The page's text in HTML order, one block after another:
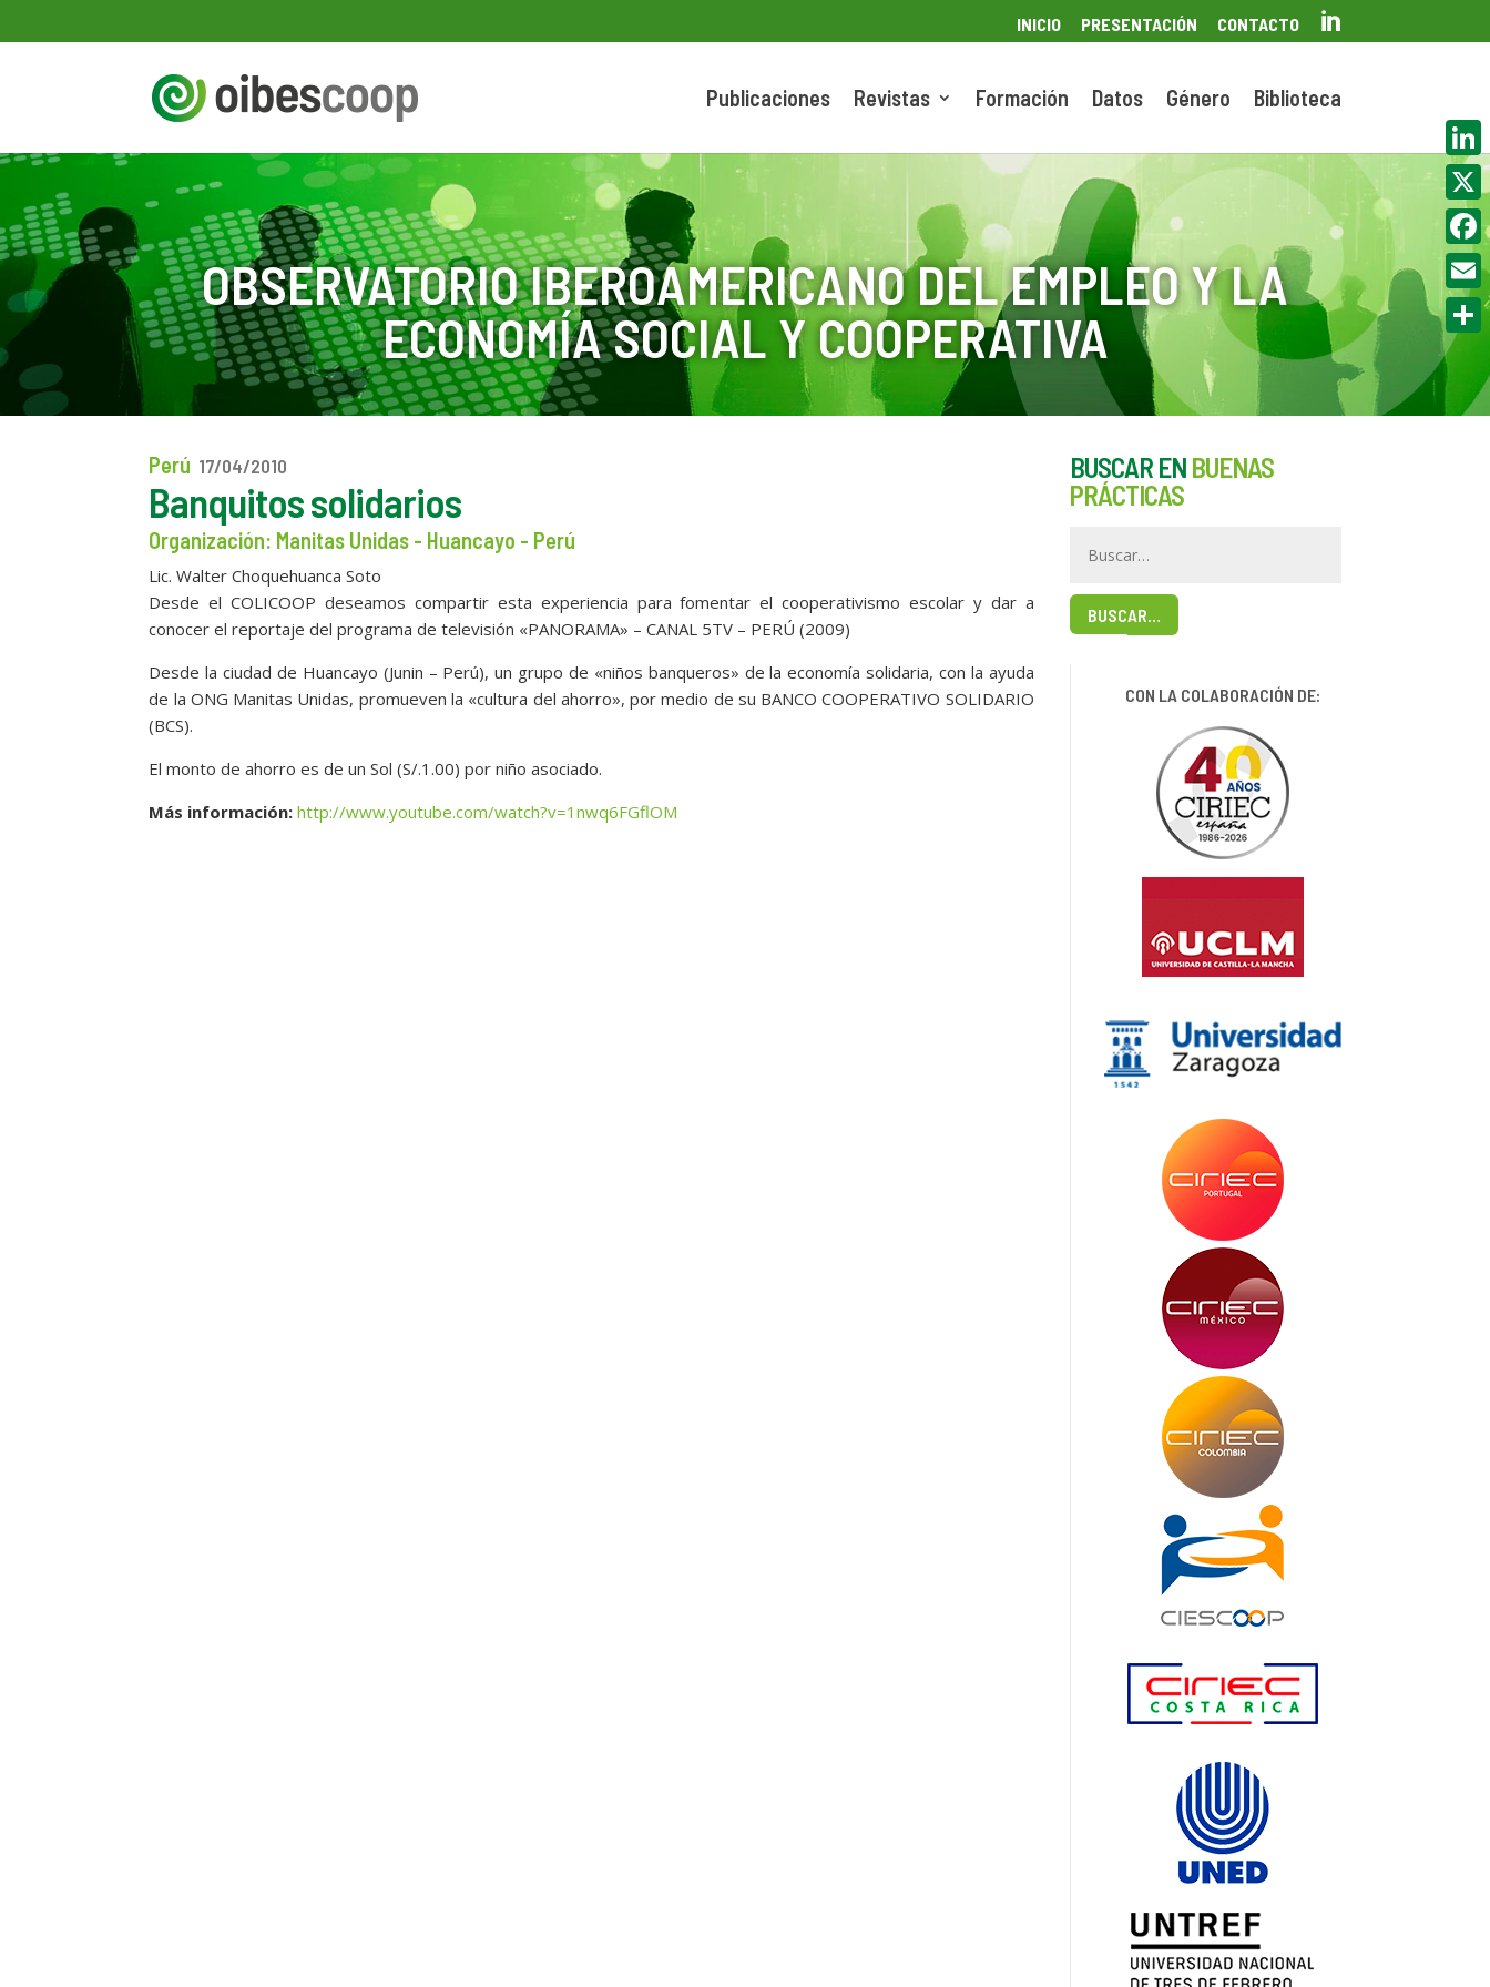
INICIO PRESENTACIÓN CONTACTO 
Publicaciones Revistas Formación Datos Género Biblioteca
OBSERVATORIO IBEROAMERICANO DEL EMPLEO Y LA
ECONOMÍA SOCIAL Y COOPERATIVA
Perú 17/04/2010
Banquitos solidarios
Organización: Manitas Unidas - Huancayo - Perú
Lic. Walter Choquehuanca Soto
Desde el COLICOOP deseamos compartir esta experiencia para fomentar el cooperativismo escolar y dar a
conocer el reportaje del programa de televisión «PANORAMA» – CANAL 5TV – PERÚ (2009)
Desde la ciudad de Huancayo (Junin – Perú), un grupo de «niños banqueros» de la economía solidaria, con la ayuda
de la ONG Manitas Unidas, promueven la «cultura del ahorro», por medio de su BANCO COOPERATIVO SOLIDARIO
(BCS).
El monto de ahorro es de un Sol (S/.1.00) por niño asociado.
Más información:http://www.youtube.com/watch?v=1nwq6FGflOM
BUSCAR EN BUENAS
PRÁCTICAS
BUSCAR…
CON LA COLABORACIÓN DE:
X
Email